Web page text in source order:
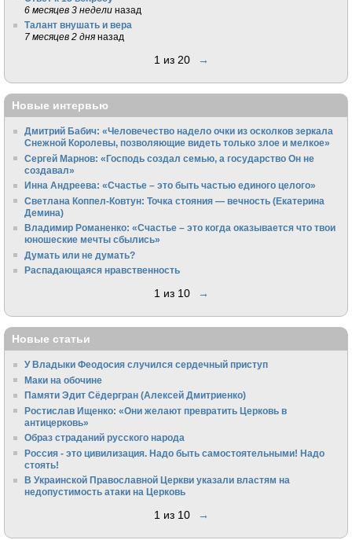
6 месяцев 3 недели назад
Талант внушать и вера
7 месяцев 2 дня назад
1 из 20 →
Новые интервью
Дмитрий Бабич: «Человечество надело очки из осколков зеркала
Снежной Королевы, позволяющие видеть только злое и мелкое»
Сергей Марнов: «Господь создал семью, а государство Он не
создавал»
Инна Андреева: «Счастье – это быть частью единого целого»
Светлана Коппел-Ковтун: Точка стояния — вечность (Екатерина
Демина)
Владимир Романенко: «Счастье – это когда оказывается что твои
юношеские мечты сбылись»
Думать или не думать?
Распадающаяся нравственность
1 из 10 →
Новые статьи
У Владыки Феодосия случился сердечный приступ
Маки на обочине
Памяти Эдит Сёдергран (Алексей Дмитриенко)
Ростислав Ищенко: «Они желают превратить Церковь в
антицерковь»
Образ страданий русского народа
Россия - это цивилизация. Надо быть самостоятельными! Надо
стоять!
В Украинской Православной Церкви указали властям на
недопустимость атаки на Церковь
1 из 10 →